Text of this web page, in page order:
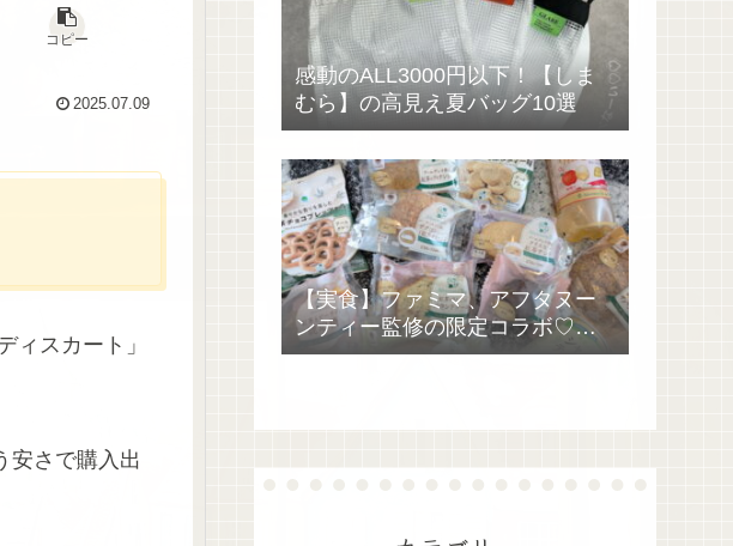
コピー
2025.07.09
ィスカート」
安さで購入出
感動のALL3000円以下！【しま
むら】の高見え夏バッグ10選
【実食】ファミマ、アフタヌー
ンティー監修の限定コラボ♡過
去最多全28種類が絶品過ぎた！